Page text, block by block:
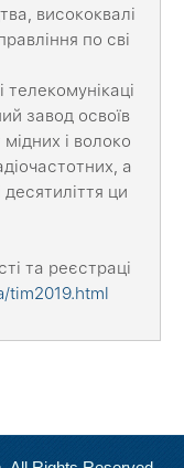
висококвалі
по сві
завод освоїв
і волоко
а
ци
та реєстраці
tim2019.html